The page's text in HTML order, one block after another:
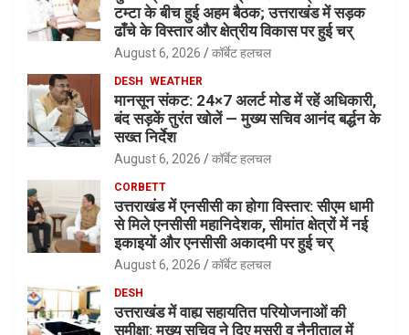
टम्टा के बीच हुई अहम बैठक; उत्तराखंड में सड़क
ढाँचे के विस्तार और क्षेत्रीय विकास पर हुई चर्
August 6, 2026 कॉर्बेट हलचल
DESH WEATHER
मानसून संकट: 24×7 अलर्ट मोड में रहें अधिकारी,
बंद सड़कें तुरंत खोलें — मुख्य सचिव आनंद बर्द्धन के
सख्त निर्देश
August 6, 2026 कॉर्बेट हलचल
CORBETT
उत्तराखंड में एनसीसी का होगा विस्तार: सीएम धामी
से मिले एनसीसी महानिदेशक, सीमांत क्षेत्रों में नई
इकाइयों और एनसीसी अकादमी पर हुई चर्
August 6, 2026 कॉर्बेट हलचल
DESH
उत्तराखंड में वाह्य सहायतित परियोजनाओं की
समीक्षा: मुख्य सचिव ने दिए मसूरी व नैनीताल में